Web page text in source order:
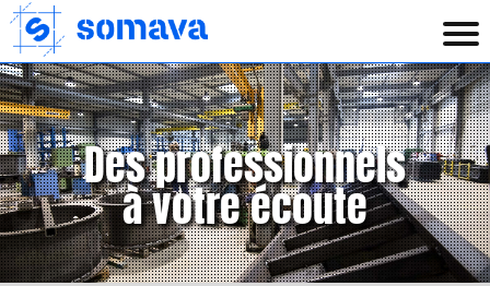
Aller
au
contenu
Des professionnels
à votre écoute